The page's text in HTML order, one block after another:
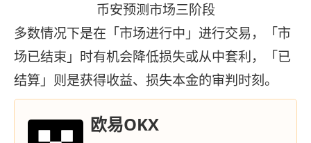
币安预测市场三阶段
多数情况下是在「市场进行中」进行交易，「市
场已结束」时有机会降低损失或从中套利，「已
结算」则是获得收益、损失本金的审判时刻。
欧易OKX